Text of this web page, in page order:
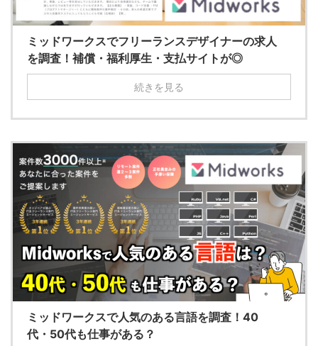
ミッドワークスでフリーランスデザイナーの求人
を調査！補償・福利厚生・支払サイトが◎
続きを見る
ミッドワークスで人気のある言語を調査！40
代・50代も仕事がある？